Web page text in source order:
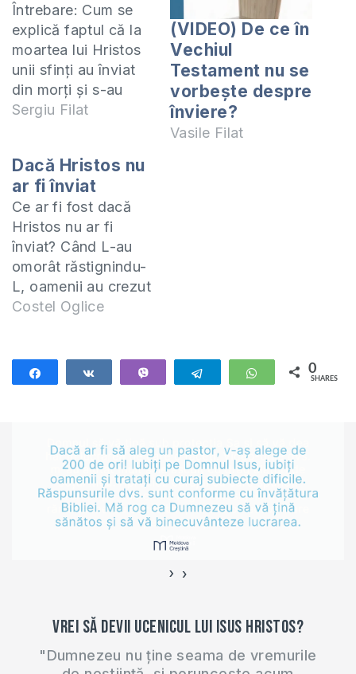
Întrebare: Cum se
explică faptul că la
moartea lui Hristos
unii sfinți au înviat
din morți și s-au
arătat în oraș?
de Evanghelistul
Matei: Isus a strigat
iarăș cu glas tare, și
Și-a dat duhul. Și
îndată perdeaua
dinlăuntrul Templului
s-a rupt în două,…
Sergiu Filat
(VIDEO) De ce în
Vechiul
Testament nu se
vorbește despre
înviere?
Vasile Filat
Dacă Hristos nu
ar fi înviat
Ce ar fi fost dacă
Hristos nu ar fi
înviat? Când L-au
omorât răstignindu-
L, oamenii au crezut
că în sfârşit au
cum să mai iasă din
mormânt, dar a treia
fusese înfășurat, ca
Costel Oglice
Telegram WhatsApp
0
SHARES
‹ ›
Vrei să devii ucenicul lui Isus Hristos?
"Dumnezeu nu ține seama de vremurile